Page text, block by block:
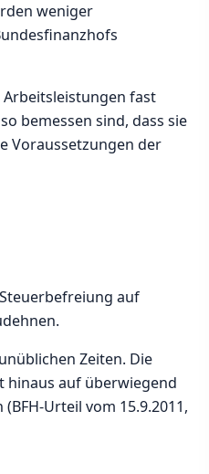
weniger
fast
bemessen sind, dass sie
Voraussetzungen der
auf
Zeiten. Die
hinaus auf überwiegend
Urteil vom 15.9.2011,